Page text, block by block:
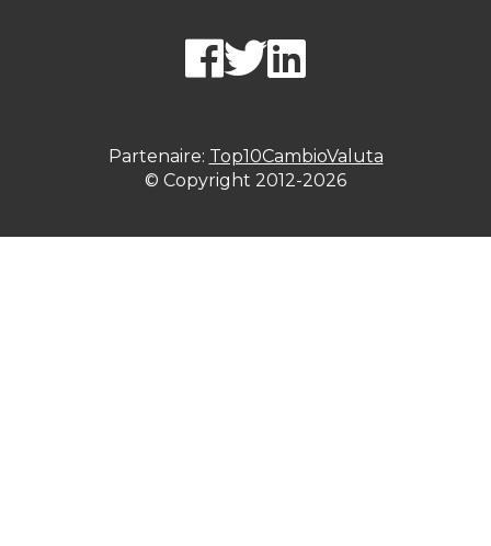
Partenaire: Top10CambioValuta
© Copyright 2012-2026